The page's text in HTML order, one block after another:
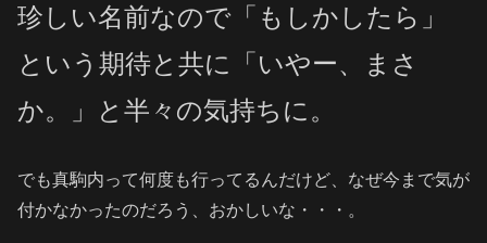
珍しい名前なので「もしかしたら」
という期待と共に「いやー、まさ
か。」と半々の気持ちに。
でも真駒内って何度も行ってるんだけど、なぜ今まで気が
付かなかったのだろう、おかしいな・・・。